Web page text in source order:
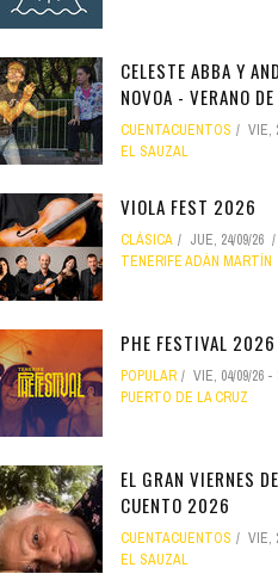
CELESTE ABBA Y
NOVOA - VERANO
CUENTACUENTOS VIE,
EL SAUZAL
VIOLA FEST 2026
CLÁSICA JUE, 24/09/26
TENERIFE ADÁN MARTÍN
PHE FESTIVAL 2026
POPULAR VIE, 04/09/26 -
PUERTO DE LA CRUZ
EL GRAN VIERNES
CUENTO 2026
CUENTACUENTOS VIE,
EL SAUZAL